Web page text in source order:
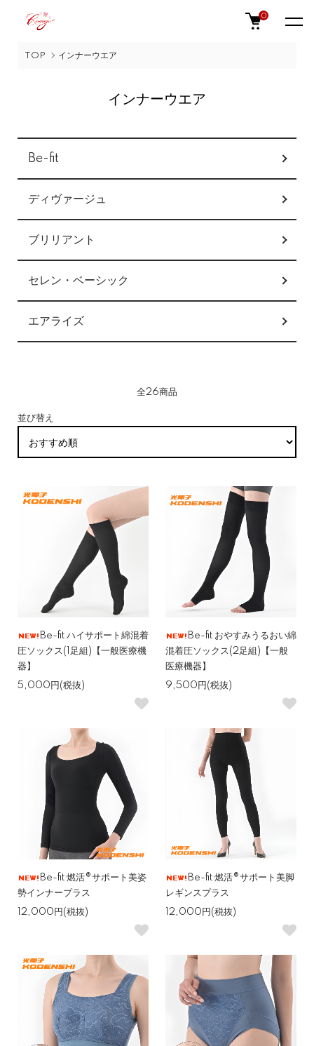
0
TOP インナーウエア
インナーウエア
カテゴリー一覧
Be-fit
ディヴァージュ
ブリリアント
セレン・ベーシック
エアライズ
全26商品
並び替え
Be-fit ハイサポート綿混着
圧ソックス(1足組)【一般医療機
器】
5,000円(税抜)
Be-fit おやすみうるおい綿
混着圧ソックス(2足組)【一般
医療機器】
9,500円(税抜)
Be-fit 燃活®サポート美姿
勢インナープラス
12,000円(税抜)
Be-fit 燃活®サポート美脚
レギンスプラス
12,000円(税抜)